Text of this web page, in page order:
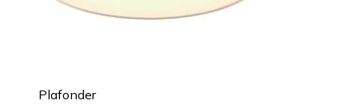
Plafonder